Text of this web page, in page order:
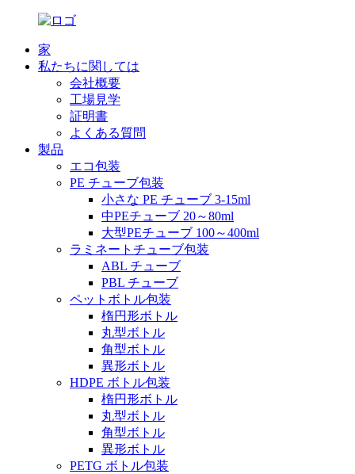
家
私たちに関しては
会社概要
工場見学
証明書
よくある質問
製品
エコ包装
PE チューブ包装
小さな PE チューブ 3-15ml
中PEチューブ 20～80ml
大型PEチューブ 100～400ml
ラミネートチューブ包装
ABL チューブ
PBL チューブ
ペットボトル包装
楕円形ボトル
丸型ボトル
角型ボトル
異形ボトル
HDPE ボトル包装
楕円形ボトル
丸型ボトル
角型ボトル
異形ボトル
PETG ボトル包装